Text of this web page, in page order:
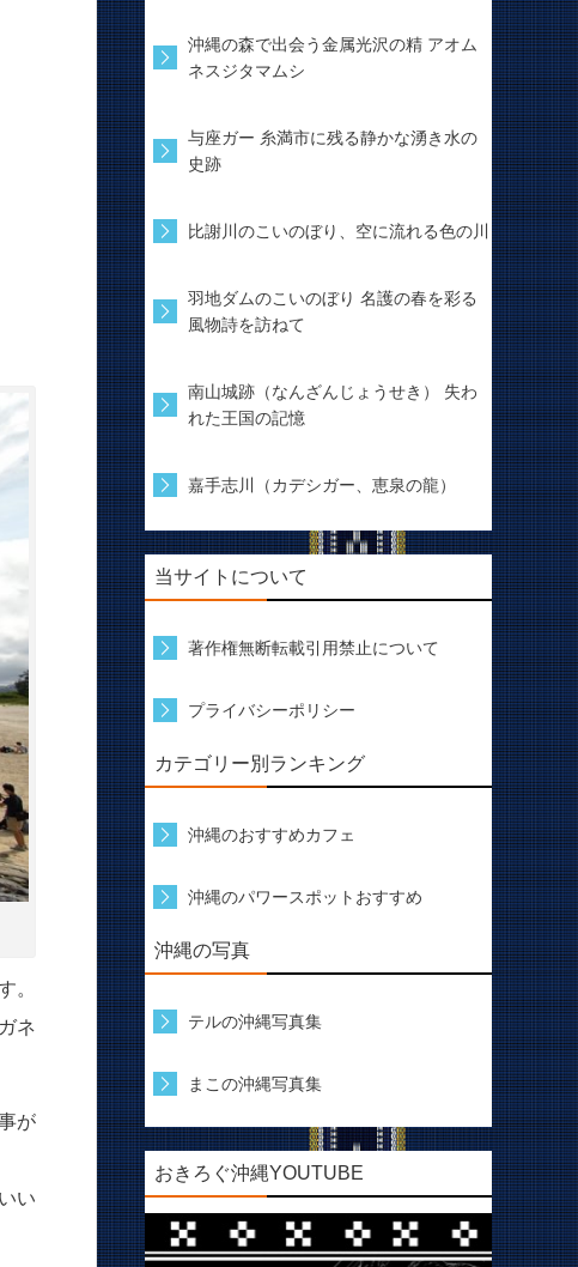
。
ネ
が
い
沖縄の森で出会う金属光沢の精 アオム
ネスジタマムシ
与座ガー 糸満市に残る静かな湧き水の
史跡
比謝川のこいのぼり、空に流れる色の川
羽地ダムのこいのぼり 名護の春を彩る
風物詩を訪ねて
南山城跡（なんざんじょうせき） 失わ
れた王国の記憶
嘉手志川（カデシガー、恵泉の龍）
当サイトについて
著作権無断転載引用禁止について
プライバシーポリシー
カテゴリー別ランキング
沖縄のおすすめカフェ
沖縄のパワースポットおすすめ
沖縄の写真
テルの沖縄写真集
まこの沖縄写真集
おきろぐ沖縄YOUTUBE